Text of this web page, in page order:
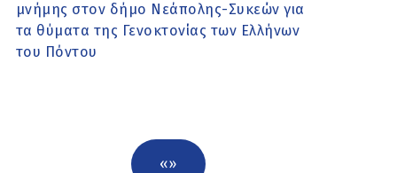
μνήμης στον δήμο Νεάπολης-Συκεών για
τα θύματα της Γενοκτονίας των Ελλήνων
του Πόντου
«»